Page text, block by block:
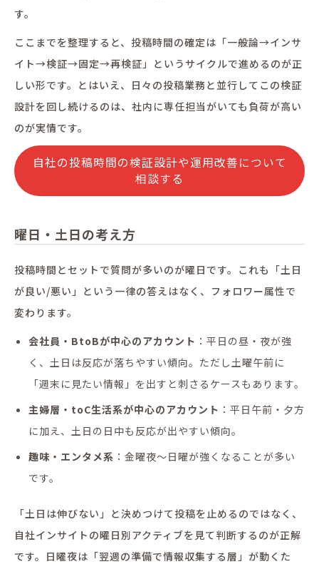
す。
ここまでを整理すると、投稿時間の確定は「一般論→インサ
イト→検証→固定→再検証」というサイクルで進めるのが正
しい形です。とはいえ、日々の投稿業務と並行してこの検証
設計を回し続けるのは、社内に専任担当がいても負荷が高い
のが実情です。
自社の投稿時間の検証設計や運用改善について
相談する
曜日・土日の考え方
投稿時間とセットで質問が多いのが曜日です。これも「土日
が良い/悪い」という一律の答えはなく、フォロワー属性で
変わります。
会社員・BtoBが中心のアカウント ：平日の昼・夜が強
く、土日は反応が落ちやすい傾向。ただし土曜午前に
「週末に見たい情報」を出すと刺さるケースもあります。
主婦層・toC生活系が中心のアカウント ：平日午前・夕方
に加え、土日の日中も反応が出やすい傾向。
趣味・エンタメ系 ：金曜夜〜日曜が強くなることが多い
です。
「土日は伸びない」と決めつけて投稿を止めるのではなく、
自社インサイトの曜日別アクティブを見て判断するのが正解
です。日曜夜は「翌週の準備で情報収集する層」が動くた